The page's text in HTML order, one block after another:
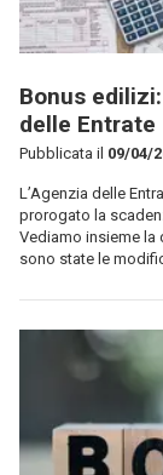
Bonus
delle Entrate
Pubblicata il 09/04/
L’Agenzia delle
prorogato la
Vediamo insieme la
sono state le